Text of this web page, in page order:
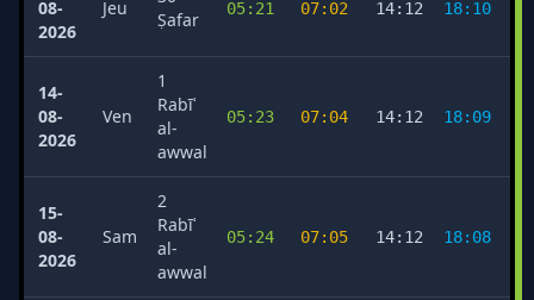
08-
2026
Jeu
Ṣafar
05:21 07:02 14:12 18:10
14-
08-
2026
Ven
1
Rabīʿ
al-
awwal
05:23 07:04 14:12 18:09
15-
08-
2026
Sam
2
Rabīʿ
al-
awwal
05:24 07:05 14:12 18:08